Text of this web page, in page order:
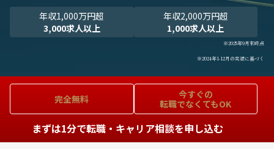
年収1,000万円超
3,000求人以上
年収2,000万円超
1,000求人以上
※2025年9月末時点
※2024年1-12月の実績に基づく
完全無料
今すぐの
転職でなくてもOK
まずは1分で転職・キャリア相談を申し込む